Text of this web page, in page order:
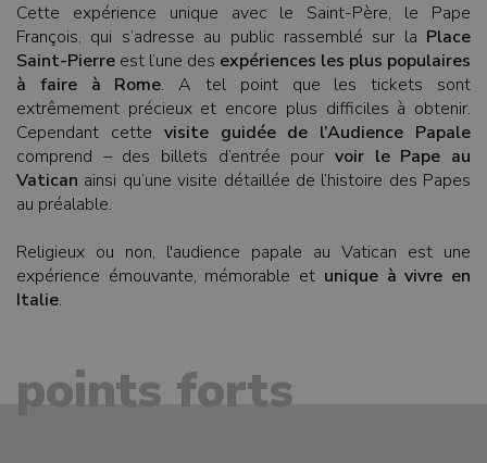
Cette expérience unique avec le Saint-Père, le Pape
François, qui s’adresse au public rassemblé sur la Place
Saint-Pierre est l’une des expériences les plus populaires
à faire à Rome. A tel point que les tickets sont
extrêmement précieux et encore plus difficiles à obtenir.
Cependant cette visite guidée de l’Audience Papale
comprend – des billets d’entrée pour voir le Pape au
Vatican ainsi qu’une visite détaillée de l’histoire des Papes
au préalable.
Religieux ou non, l'audience papale au Vatican est une
expérience émouvante, mémorable et unique à vivre en
Italie.
points forts